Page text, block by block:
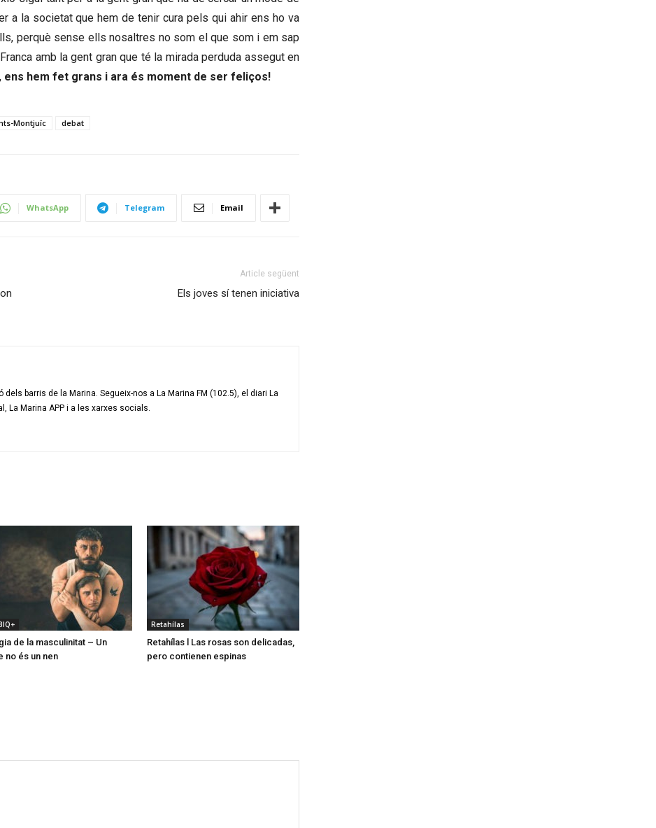
a la societat que hem de tenir cura pels qui ahir ens ho va
perquè sense ells nosaltres no som el que som i em sap
amb la gent gran que té la mirada perduda assegut en
ens hem fet grans i ara és moment de ser feliços!
Montjuïc debat
WhatsApp Telegram Email
Article següent
Els joves sí tenen iniciativa
barris de la Marina. Segueix-nos a La Marina FM (102.5), el diari La
La Marina APP i a les xarxes socials.
de la masculinitat – Un
no és un nen
Retahílas
Retahílas l Las rosas son delicadas,
pero contienen espinas